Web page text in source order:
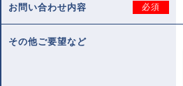
お問い合わせ内容 必須
その他ご要望など